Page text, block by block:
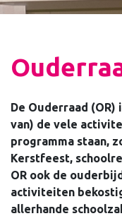
De Ouderraad
van) de vele
programma staan,
Kerstfeest,
OR ook de
activiteiten
allerhande